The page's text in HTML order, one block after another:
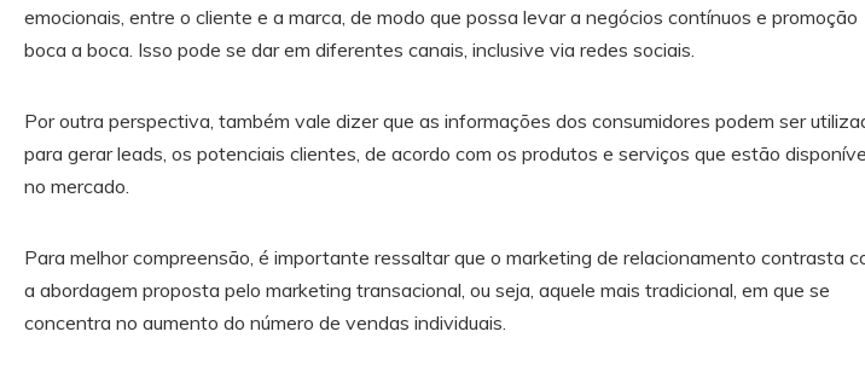
emocionais, entre o cliente e a marca, de modo que possa levar a negócios contínuos e promoção
boca a boca. Isso pode se dar em diferentes canais, inclusive via redes sociais.
Por outra perspectiva, também vale dizer que as informações dos consumidores podem ser
para gerar leads, os potenciais clientes, de acordo com os produtos e serviços que estão
no mercado.
Para melhor compreensão, é importante ressaltar que o marketing de relacionamento contrasta
a abordagem proposta pelo marketing transacional, ou seja, aquele mais tradicional, em que se
concentra no aumento do número de vendas individuais.